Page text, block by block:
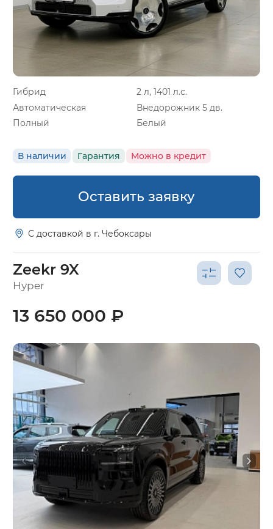
Гибрид
2 л, 1401 л.с.
Автоматическая
Внедорожник 5 дв.
Полный
Белый
В наличии Гарантия Можно в кредит
Оставить заявку
С доставкой в г. Чебоксары
Zeekr 9X
Hyper
13 650 000 ₽